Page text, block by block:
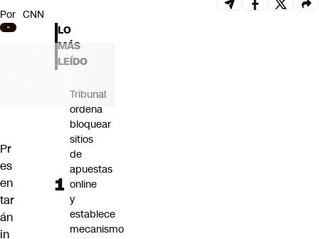
Por CNN
Pr
es
en
tar
án
in
LO
MÁS
LEÍDO
Tribunal
ordena
bloquear
sitios
de
apuestas
online
y
establece
mecanismo